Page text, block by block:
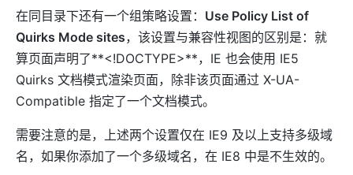
在同目录下还有一个组策略设置： Use Policy List of
Quirks Mode sites，该设置与兼容性视图的区别是：就
算页面声明了**<!DOCTYPE>**，IE 也会使用 IE5
Quirks 文档模式渲染页面，除非该页面通过 X-UA-
Compatible 指定了一个文档模式。
需要注意的是，上述两个设置仅在 IE9 及以上支持多级域
名，如果你添加了一个多级域名，在 IE8 中是不生效的。